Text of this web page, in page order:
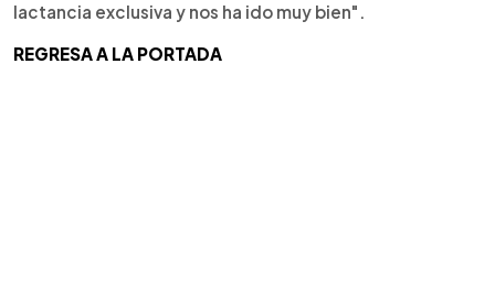
lactancia exclusiva y nos ha ido muy bien".
REGRESA A LA PORTADA